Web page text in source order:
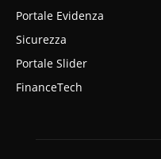
Portale Evidenza
Sicurezza
Portale Slider
FinanceTech